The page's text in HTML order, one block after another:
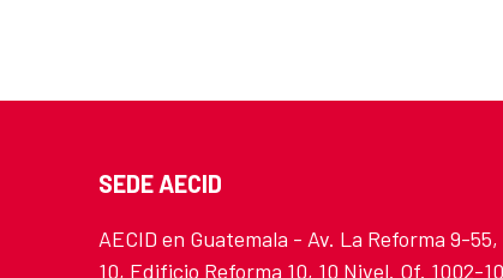
SEDE AECID
AECID en Guatemala - Av. La Reforma 9-55,
10, Edificio Reforma 10, 10 Nivel. Of. 1002-